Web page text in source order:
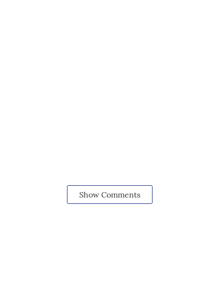
Show Comments